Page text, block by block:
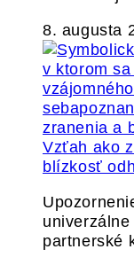
8. augusta
Vzťah ako
blízkosť
univerzálne
partnerské